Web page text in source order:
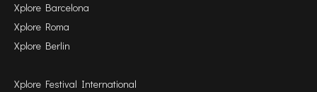
Xplore Barcelona
Xplore Roma
Xplore Berlin
Xplore Festival International